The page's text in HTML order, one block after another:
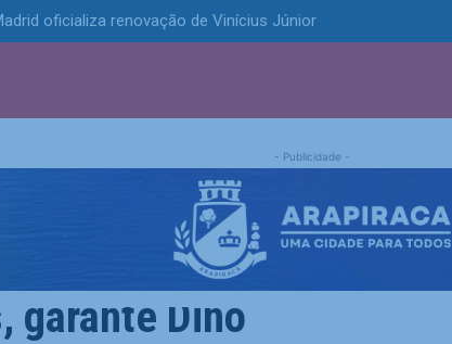
oficializa renovação de Vinícius Júnior
- Publicidade -
em emendas Pix antigas
garante Dino